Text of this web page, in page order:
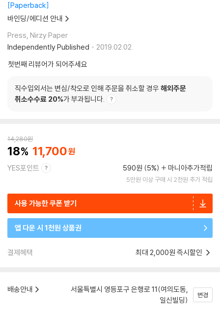
Paperback
바인딩/에디션 안내
Press, Nirzy Paper
Independently Published
2019.02.02.
첫번째 리뷰어가 되어주세요
직수입외서는 변심/착오로 인해 주문을 취소할 경우 해외주문
취소수수료 20%가 부과됩니다.
14,280원
18 11,700
YES포인트 590원 (5%) 마니아추가적립
5만원 이상 구매 시 2천원 추가 적립
사용 가능한 쿠폰 받기
앱 다운 시 1천원 상품권
결제혜택 최대 2,000원 즉시할인
배송안내
서울특별시 영등포구 은행로 11(여의도동,
일신빌딩)
변경